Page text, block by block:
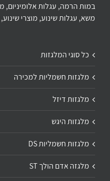
במות הרמה, עגלות אלומיניום,
משא, עגלות שינוע, מוצרי
כל סוגי המלגזות
מלגזות חשמליות למכירה
מלגזות דיזל
מלגזות היגש
מלגזות חשמליות DS
מלגזה אדם הולך ST